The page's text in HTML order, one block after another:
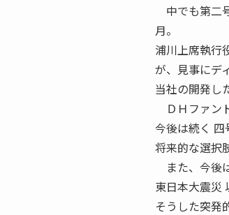
中でも第二
月。
浦川上席執行
が、見事にデ
当社の開発し
ＤＨファン
今後は続く 四
将来的な選択
また、今後
東日本大震災
そうした突発